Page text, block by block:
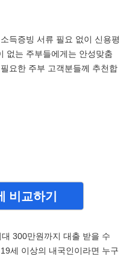
득증빙 서류 필요 없이 신용평
없는 주부들에게는 안성맞춤
요한 주부 고객분들께 추천합
비교하기
300만원까지 대출 받을 수
세 이상의 내국인이라면 누구